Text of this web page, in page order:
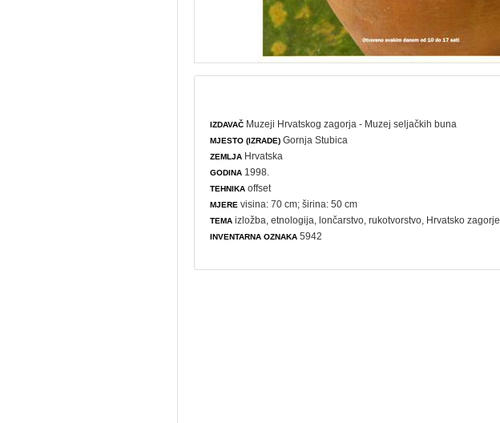
IZDAVAČ Muzeji Hrvatskog zagorja - Muzej seljačkih buna
MJESTO (IZRADE) Gornja Stubica
ZEMLJA Hrvatska
GODINA 1998.
TEHNIKA offset
MJERE visina: 70 cm; širina: 50 cm
TEMA izložba ,etnologija ,lončarstvo ,rukotvorstvo , Hrvatsko zagorje
INVENTARNA OZNAKA 5942